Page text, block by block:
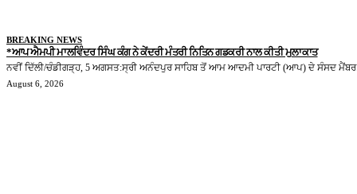
BREAKING NEWS
*ਆਪ ਐਮਪੀ ਮਾਲਵਿੰਦਰ ਸਿੰਘ ਕੰਗ ਨੇ ਕੇਂਦਰੀ ਮੰਤਰੀ ਨਿਤਿਨ ਗਡਕਰੀ ਨਾਲ ਕੀਤੀ ਮੁਲਾਕਾਤ
ਨਵੀਂ ਦਿੱਲੀ/ਚੰਡੀਗੜ੍ਹ, 5 ਅਗਸਤ:ਸ੍ਰੀ ਅਨੰਦਪੁਰ ਸਾਹਿਬ ਤੋਂ ਆਮ ਆਦਮੀ ਪਾਰਟੀ (ਆਪ) ਦੇ ਸੰਸਦ
August 6, 2026